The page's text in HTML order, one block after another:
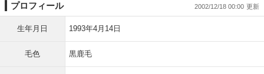
プロフィール 2002/12/18 00:00
生年月日 1993年4月14日
毛色 黒鹿毛